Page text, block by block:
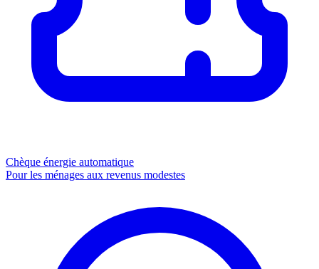
Chèque énergie automatique
Pour les ménages aux revenus modestes